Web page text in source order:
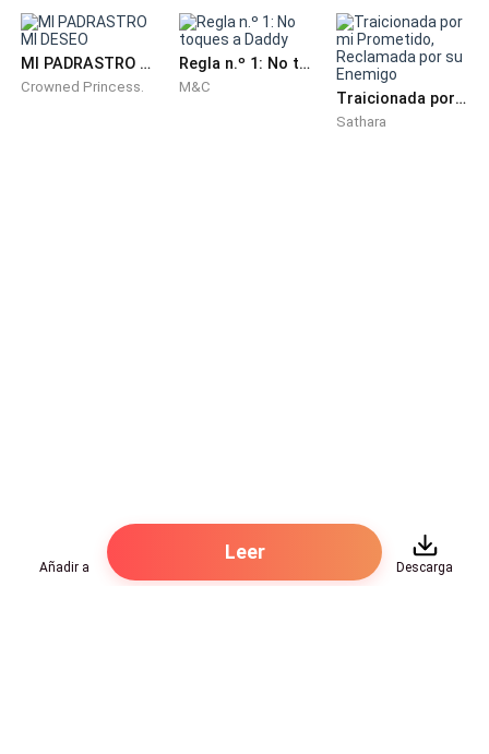
MI PADRASTRO MI DESEO
Crowned Princess.
Regla n.º 1: No toques a Daddy
M&C
Traicionada por mi Prometido, Reclamada por su Enemigo
Sathara
Añadir a
Leer
Descarga